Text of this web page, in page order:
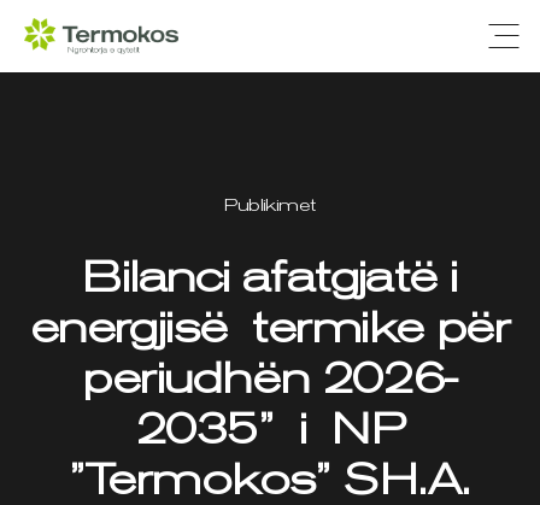
Publikimet
Bilanci afatgjatë i
energjisë termike për
periudhën 2026-
2035” i NP
”Termokos” SH.A.